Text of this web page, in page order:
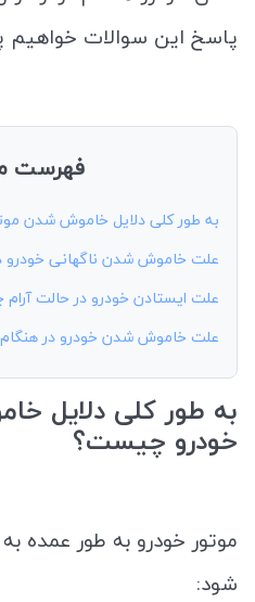
پاسخ این سوالات خواهیم
فهرست
به طور کلی دلایل خاموش شدن
علت خاموش شدن ناگهانی
علت ایستادن خودرو در حالت
علت خاموش شدن خودرو در
به طور کلی دلایل
خودرو چیست؟
موتور خودرو به طور عمده
شود: